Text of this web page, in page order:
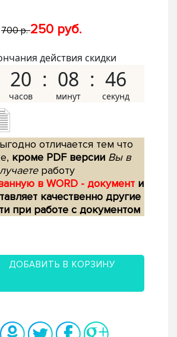
700 р.250 руб.
действия скидки
20 08 45
отличается тем что
кроме PDF версии Вы в
работу
в WORD - документ и
качественно другие
при работе с документом
ДОБАВИТЬ В КОРЗИНУ